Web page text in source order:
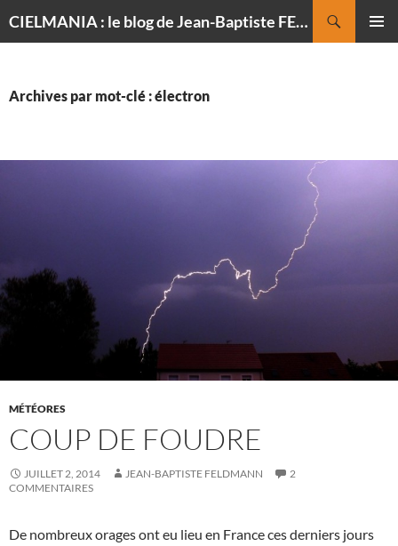
CIELMANIA : le blog de Jean-Baptiste FELDMANN, photographe du ciel
Archives par mot-clé : électron
MÉTÉORES
COUP DE FOUDRE
JUILLET 2, 2014 JEAN-BAPTISTE FELDMANN
2
COMMENTAIRES
De nombreux orages ont eu lieu en France ces derniers jours